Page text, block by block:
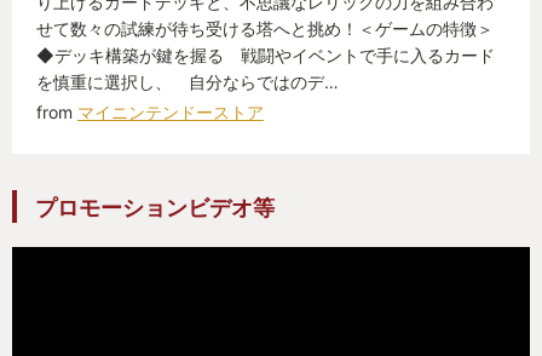
せて数々の試練が待ち受ける塔へと挑め！＜ゲームの特徴＞
◆デッキ構築が鍵を握る 戦闘やイベントで手に入るカード
を慎重に選択し、 自分ならではのデ…
from マイニンテンドーストア
プロモーションビデオ等